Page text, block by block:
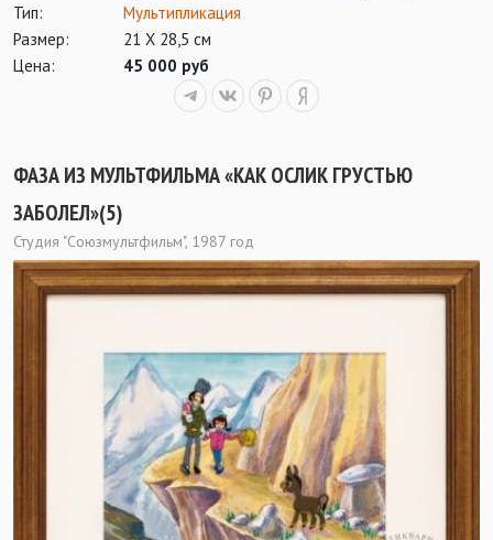
Тип:
Мультипликация
Размер:
21 Х 28,5 см
Цена:
45 000 руб
ФАЗА ИЗ МУЛЬТФИЛЬМА «КАК ОСЛИК ГРУСТЬЮ
ЗАБОЛЕЛ»(5)
Студия "Союзмультфильм", 1987 год